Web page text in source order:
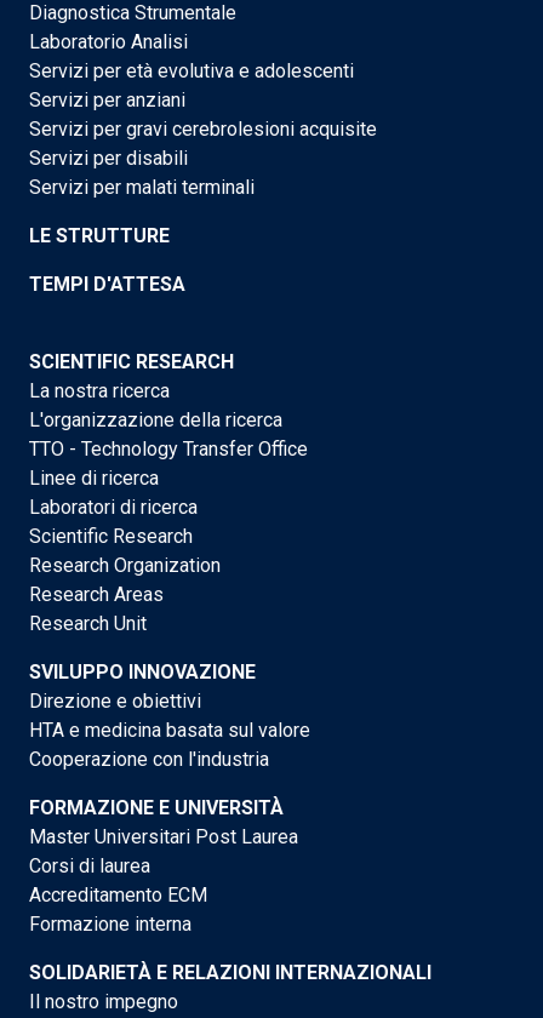
Diagnostica Strumentale
Laboratorio Analisi
Servizi per età evolutiva e adolescenti
Servizi per anziani
Servizi per gravi cerebrolesioni acquisite
Servizi per disabili
Servizi per malati terminali
LE STRUTTURE
TEMPI D'ATTESA
SCIENTIFIC RESEARCH
La nostra ricerca
L'organizzazione della ricerca
TTO - Technology Transfer Office
Linee di ricerca
Laboratori di ricerca
Scientific Research
Research Organization
Research Areas
Research Unit
SVILUPPO INNOVAZIONE
Direzione e obiettivi
HTA e medicina basata sul valore
Cooperazione con l'industria
FORMAZIONE E UNIVERSITÀ
Master Universitari Post Laurea
Corsi di laurea
Accreditamento ECM
Formazione interna
SOLIDARIETÀ E RELAZIONI INTERNAZIONALI
Il nostro impegno